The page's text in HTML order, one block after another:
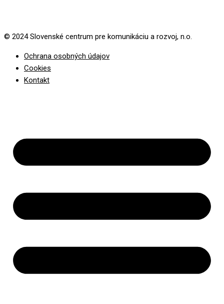
© 2024 Slovenské centrum pre komunikáciu a rozvoj, n.o.
Ochrana osobných údajov
Cookies
Kontakt